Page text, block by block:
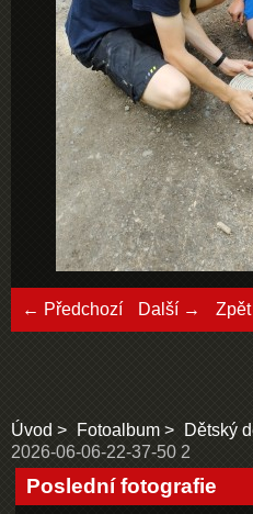
← Předchozí Další →
Úvod Fotoalbum Dětský
2026-06-06-22-37-50 2
Poslední fotografie